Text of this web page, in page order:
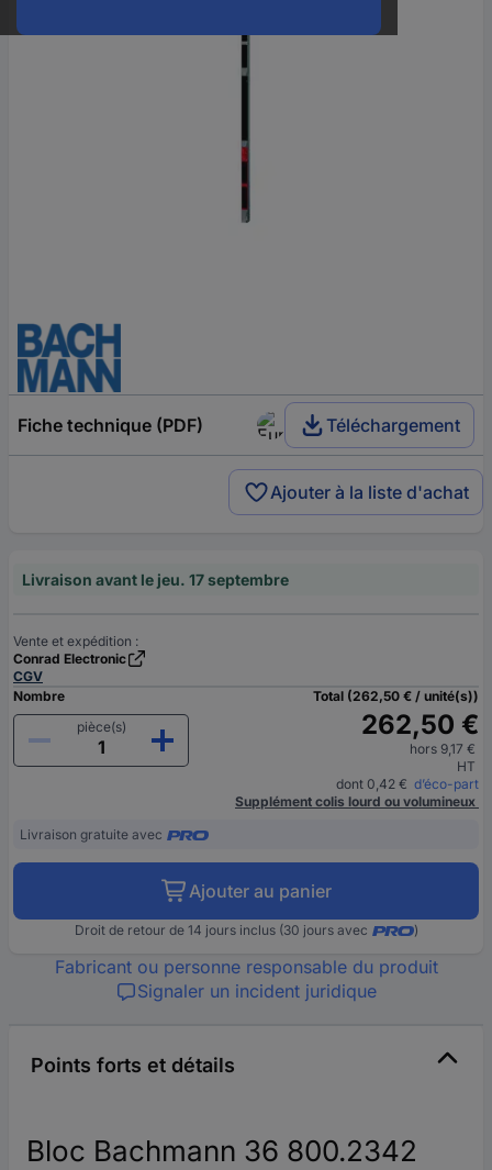
Fiche technique (PDF) Téléchargement
Ajouter à la liste d'achat
Livraison avant le jeu. 17 septembre
Vente et expédition :
Conrad Electronic
CGV
Nombre
pièce(s)
Total (262,50 € / unité(s))
262,50 €
hors 9,17 €
HT
dont 0,42 € d’éco-part
Supplément colis lourd ou volumineux
Livraison gratuite avec
Ajouter au panier
Droit de retour de 14 jours inclus (30 jours avec )
Fabricant ou personne responsable du produit
Signaler un incident juridique
Points forts et détails
Bloc Bachmann 36 800.2342